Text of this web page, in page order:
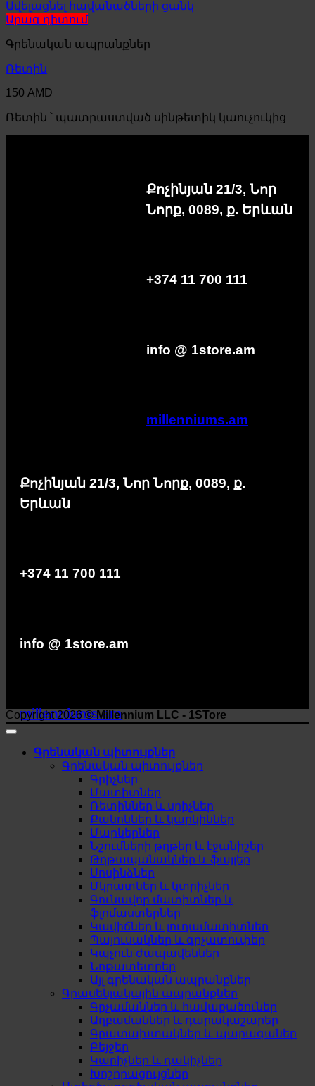
Ավելացնել հավանածների ցանկ
Արագ դիտում
Գրենական ապրանքներ
Ռետին
150 AMD
Ռետին ՝ պատրաստված սինթետիկ կաուչուկից
Քոչինյան 21/3, Նոր
Նորք, 0089, ք. Երևան
+374 11 700 111
info @ 1store.am
millenniums.am
Քոչինյան 21/3, Նոր Նորք, 0089, ք.
Երևան
+374 11 700 111
info @ 1store.am
millenniums.am
Copyright 2026 ©Millennium LLC - 1STore
Գրենական պիտույքներ
Գրենական պիտույքներ
Գրիչներ
Մատիտներ
Ռետիններ և սրիչներ
Քանոններ և կարկիններ
Մարկերներ
Նշումների թղթեր և էջանիշեր
Թղթապանակներ և ֆայլեր
Սոսինձներ
Մկրատներ և կտրիչներ
Գունավոր մատիտներ և
ֆլոմաստերներ
Կավիճներ և յուղամատիտներ
Պայուսակներ և գրչատուփեր
Կպչուն ժապավեններ
Նոթատետրեր
Այլ գրենական ապրանքներ
Գրասենյակային ապրանքներ
Գրչամաններ և հավաքածուներ
Աղբամաններ և դարակաշարեր
Գրատախտակներ և պարագաներ
Բեյջեր
Կարիչներ և դակիչներ
Խոշորացույցներ